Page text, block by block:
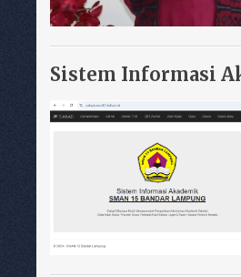
Sistem Informasi